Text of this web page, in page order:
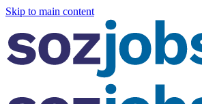
Skip to main content